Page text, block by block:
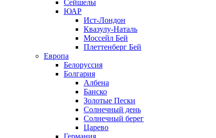
Сейшелы
ЮАР
Ист-Лондон
Квазулу-Наталь
Моссейл Бей
Плеттенберг Бей
Европа
Белоруссия
Болгария
Албена
Банско
Золотые Пески
Солнечный день
Солнечный берег
Царево
Германия